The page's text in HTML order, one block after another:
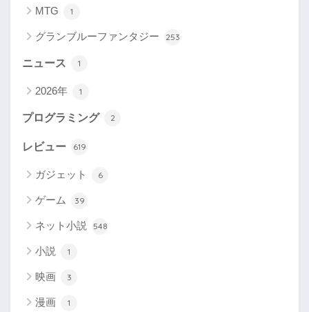
MTG 1
グランブルーファンタジー 253
ニュース 1
2026年 1
プログラミング 2
レビュー 619
ガジェット 6
ゲーム 39
ネット小説 548
小説 1
映画 3
漫画 1